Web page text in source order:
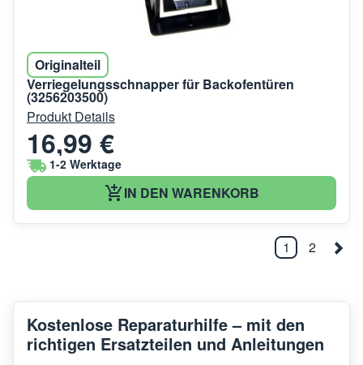
Originalteil
Verriegelungsschnapper für Backofentüren
(3256203500)
Produkt Details
16,99 €
1-2 Werktage
IN DEN WARENKORB
1 2
Kostenlose Reparaturhilfe – mit den
richtigen Ersatzteilen und Anleitungen